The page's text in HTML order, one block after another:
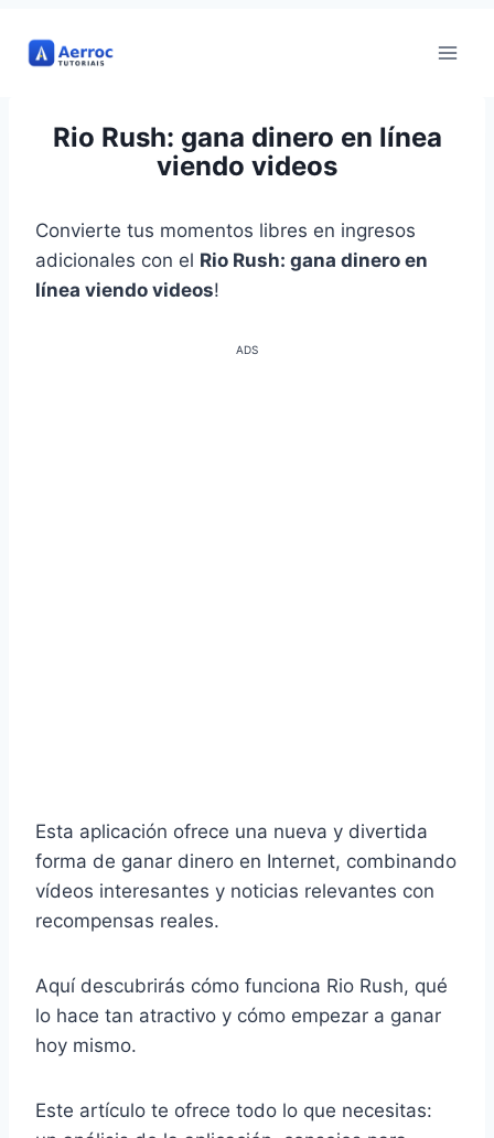
Rio Rush: gana dinero en línea
viendo videos
Convierte tus momentos libres en ingresos
adicionales con el Rio Rush: gana dinero en
línea viendo videos!
ADS
Esta aplicación ofrece una nueva y divertida
forma de ganar dinero en Internet, combinando
vídeos interesantes y noticias relevantes con
recompensas reales.
Aquí descubrirás cómo funciona Rio Rush, qué
lo hace tan atractivo y cómo empezar a ganar
hoy mismo.
Este artículo te ofrece todo lo que necesitas: